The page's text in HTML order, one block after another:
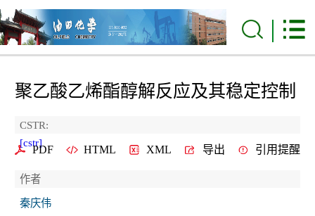
聚乙酸乙烯酯醇解反应及其稳定控制
CSTR:
[cstr]
PDF HTML XML 导出 引用提醒
作者
秦庆伟